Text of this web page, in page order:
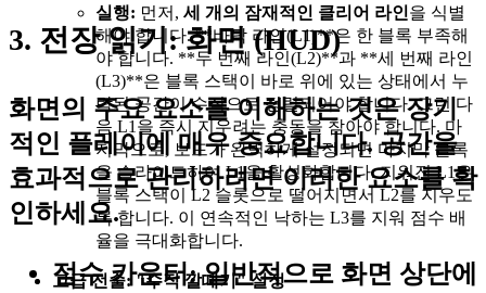
3. 전장 읽기: 화면 (HUD)
화면의 주요 요소를 이해하는 것은 장기
적인 플레이에 매우 중요합니다. 공간을
효과적으로 관리하려면 이러한 요소를 확
인하세요.
점수 카운터:일반적으로 화면 상단에
실행: 먼저, 세 개의 잠재적인 클리어 라인을 식별
해야 합니다. **바닥 라인(L1)**은 한 블록 부족해
야 합니다. **두 번째 라인(L2)**과 **세 번째 라인
(L3)**은 블록 스택이 바로 위에 있는 상태에서 누
락된 공간이 수직으로 정렬되어야 합니다. 그런 다
음 L1을 즉시 지우려는 충동을 참아야 합니다. 마
지막으로, 보드가 완벽하게 설정되면 마지막 블록
을 슬라이드하여 L1을 활성화합니다. 지워진 L1은
블록 스택이 L2 슬롯으로 떨어지면서 L2를 지우도
록 합니다. 이 연속적인 낙하는 L3를 지워 점수 배
율을 극대화합니다.
고급 전술: "수직 깔때기" 설정